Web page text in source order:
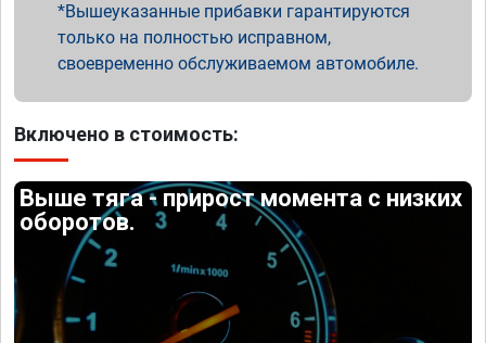
Вышеуказанные прибавки гарантируются
только на полностью исправном,
своевременно обслуживаемом автомобиле.
Включено в стоимость:
Выше тяга - прирост момента с низких
оборотов.